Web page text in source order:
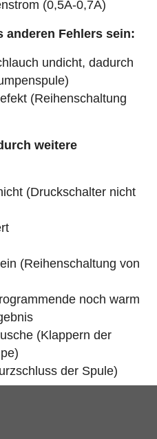
(0,5A-0,7A)
anderen Fehlers sein:
undicht, dadurch
(Reihenschaltung
weitere
(Druckschalter nicht
(Reihenschaltung von
noch warm
(Klappern der
der Spule)